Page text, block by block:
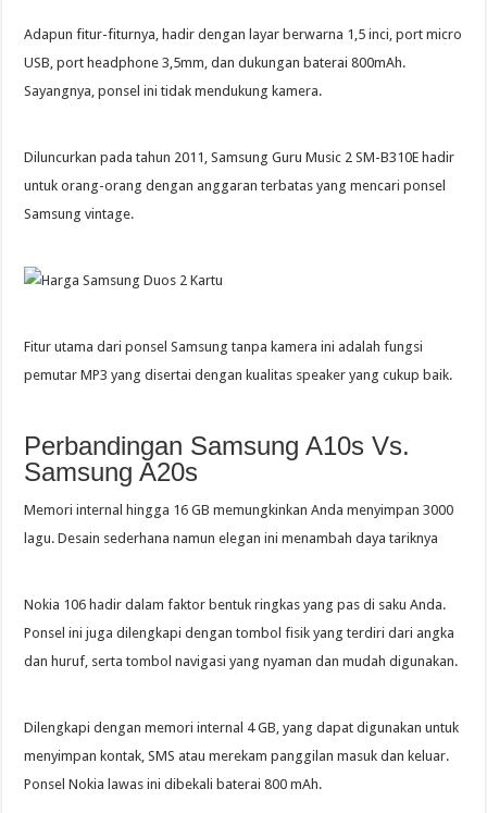
Adapun fitur-fiturnya, hadir dengan layar berwarna 1,5 inci, port micro
USB, port headphone 3,5mm, dan dukungan baterai 800mAh.
Sayangnya, ponsel ini tidak mendukung kamera.
Diluncurkan pada tahun 2011, Samsung Guru Music 2 SM-B310E hadir
untuk orang-orang dengan anggaran terbatas yang mencari ponsel
Samsung vintage.
Fitur utama dari ponsel Samsung tanpa kamera ini adalah fungsi
pemutar MP3 yang disertai dengan kualitas speaker yang cukup baik.
Perbandingan Samsung A10s Vs.
Samsung A20s
Memori internal hingga 16 GB memungkinkan Anda menyimpan 3000
lagu. Desain sederhana namun elegan ini menambah daya tariknya
Nokia 106 hadir dalam faktor bentuk ringkas yang pas di saku Anda.
Ponsel ini juga dilengkapi dengan tombol fisik yang terdiri dari angka
dan huruf, serta tombol navigasi yang nyaman dan mudah digunakan.
Dilengkapi dengan memori internal 4 GB, yang dapat digunakan untuk
menyimpan kontak, SMS atau merekam panggilan masuk dan keluar.
Ponsel Nokia lawas ini dibekali baterai 800 mAh.